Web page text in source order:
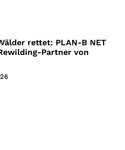
rettet: PLAN-B NET
Partner von